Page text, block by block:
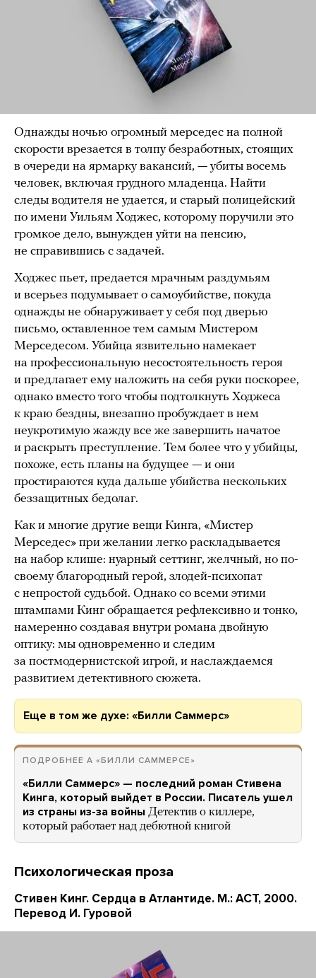
Однажды ночью огромный мерседес на полной
скорости врезается в толпу безработных, стоящих
в очереди на ярмарку вакансий, — убиты восемь
человек, включая грудного младенца. Найти
следы водителя не удается, и старый полицейский
по имени Уильям Ходжес, которому поручили это
громкое дело, вынужден уйти на пенсию,
не справившись с задачей.
Ходжес пьет, предается мрачным раздумьям
и всерьез подумывает о самоубийстве, покуда
однажды не обнаруживает у себя под дверью
письмо, оставленное тем самым Мистером
Мерседесом. Убийца язвительно намекает
на профессиональную несостоятельность героя
и предлагает ему наложить на себя руки поскорее,
однако вместо того чтобы подтолкнуть Ходжеса
к краю бездны, внезапно пробуждает в нем
неукротимую жажду все же завершить начатое
и раскрыть преступление. Тем более что у убийцы,
похоже, есть планы на будущее — и они
простираются куда дальше убийства нескольких
беззащитных бедолаг.
Как и многие другие вещи Кинга, «Мистер
Мерседес» при желании легко раскладывается
на набор клише: нуарный сеттинг, желчный, но по-
своему благородный герой, злодей-психопат
с непростой судьбой. Однако со всеми этими
штампами Кинг обращается рефлексивно и тонко,
намеренно создавая внутри романа двойную
оптику: мы одновременно и следим
за постмодернистской игрой, и наслаждаемся
развитием детективного сюжета.
Еще в том же духе: «Билли Саммерс»
ПОДРОБНЕЕ А «БИЛЛИ САММЕРСЕ»
«Билли Саммерс» — последний роман Стивена
Кинга, который выйдет в России. Писатель ушел
из страны из-за войны Детектив о киллере,
который работает над дебютной книгой
Психологическая проза
Стивен Кинг. Сердца в Атлантиде. М.: АСТ, 2000.
Перевод И. Гуровой